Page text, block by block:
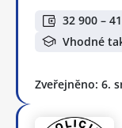
32 900 –
Vhodné
Zveřejněno: 6.